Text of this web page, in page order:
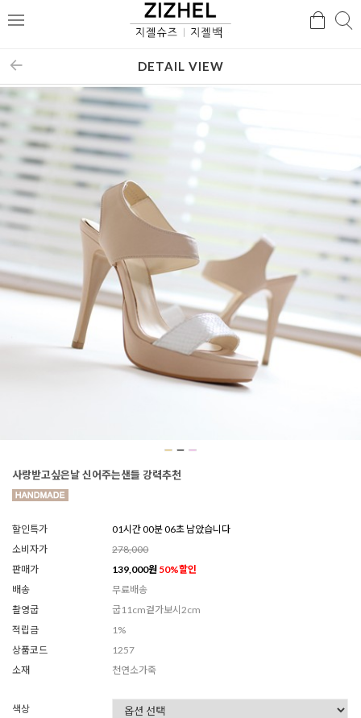
메
검
DETAIL VIEW
사랑받고싶은날 신어주는샌들 강력추천
할인특가
01시간 00분 04초 남았습니다
소비자가
278,000
판매가
139,000원 50%할인
배송
무료배송
촬영굽
굽11cm겉가보시2cm
적립금
1%
상품코드
1257
소재
천연소가죽
색상